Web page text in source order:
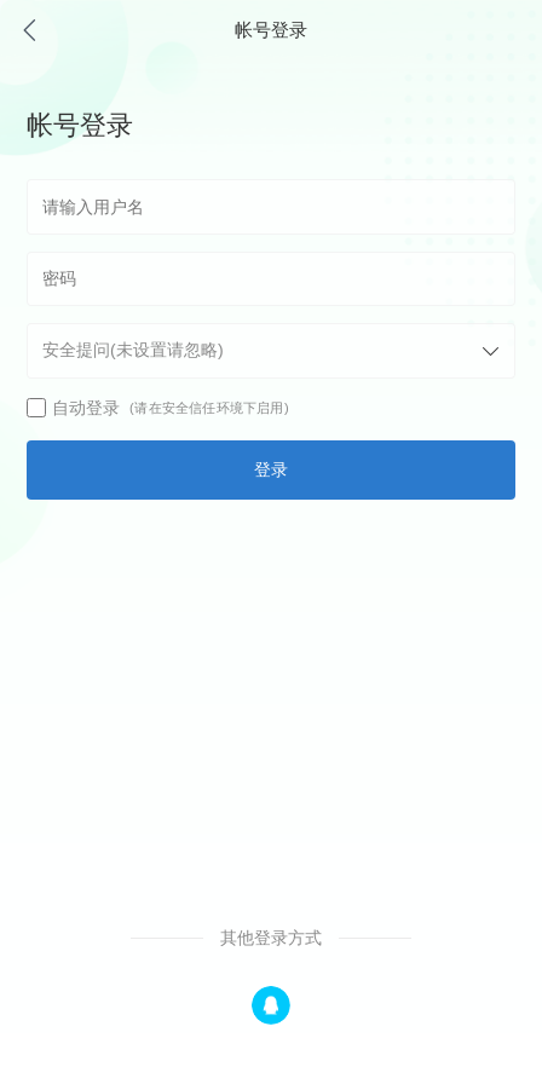
帐号登录
帐号登录
自动登录 (请在安全信任环境下启用)
登录
其他登录方式